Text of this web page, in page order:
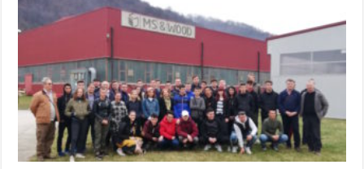
profesori
Sarajeva
i
švedskog
grada
Trönos